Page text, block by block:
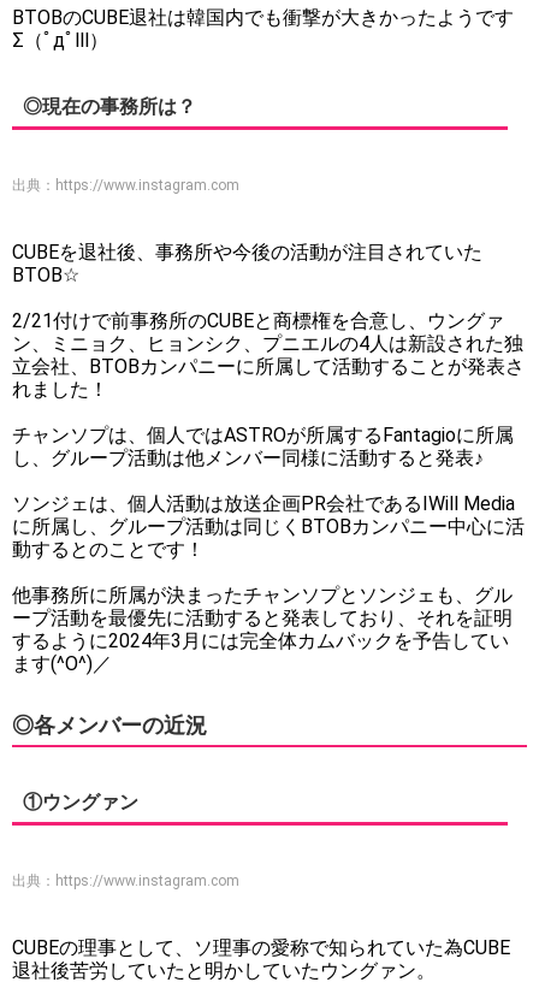
BTOBのCUBE退社は韓国内でも衝撃が大きかったようです
Σ（ﾟдﾟlll）
◎現在の事務所は？
出典： https://www.instagram.com
CUBEを退社後、事務所や今後の活動が注目されていた
BTOB☆
2/21付けで前事務所のCUBEと商標権を合意し、ウングァ
ン、ミニョク、ヒョンシク、プニエルの4人は新設された独
立会社、BTOBカンパニーに所属して活動することが発表さ
れました！
チャンソプは、個人ではASTROが所属するFantagioに所属
し、グループ活動は他メンバー同様に活動すると発表♪
ソンジェは、個人活動は放送企画PR会社であるIWill Media
に所属し、グループ活動は同じくBTOBカンパニー中心に活
動するとのことです！
他事務所に所属が決まったチャンソプとソンジェも、グル
ープ活動を最優先に活動すると発表しており、それを証明
するように2024年3月には完全体カムバックを予告してい
ます(^O^)／
◎各メンバーの近況
①ウングァン
出典： https://www.instagram.com
CUBEの理事として、ソ理事の愛称で知られていた為CUBE
退社後苦労していたと明かしていたウングァン。